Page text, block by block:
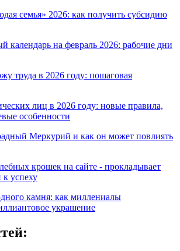
семья» 2026: как получить субсидию
календарь на февраль 2026: рабочие дни
труда в 2026 году: пошаговая
лиц в 2026 году: новые правила,
особенности
Меркурий и как он может повлиять
крошек на сайте - прокладывает
к успеху
камня: как миллениалы
украшение